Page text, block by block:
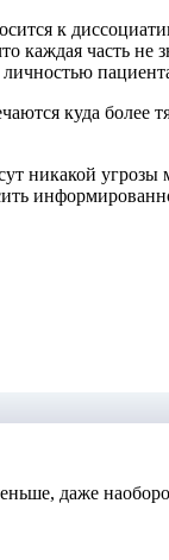
к
каждая часть не
куда более
никакой
даже